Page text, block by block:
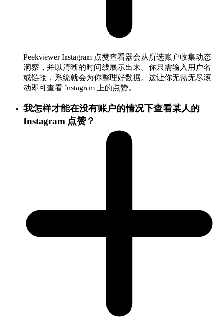
Peekviewer Instagram 点赞查看器会从所选账户收集动态
洞察，并以清晰的时间线展示出来。你只需输入用户名
或链接，系统就会为你整理好数据。这让你无需无尽滚
动即可查看 Instagram 上的点赞。
我怎样才能在没有账户的情况下查看某人的
Instagram 点赞？